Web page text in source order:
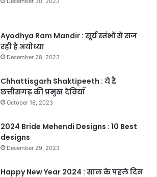
Ayodhya Ram Mandir : सूर्य स्तंभों से सज
रही है अयोध्या
December 28, 2023
Chhattisgarh Shaktipeeth : ये है
छत्तीसगढ़ की प्रमुख देवियाँ
October 18, 2023
2024 Bride Mehendi Designs : 10 Best
designs
December 29, 2023
Happy New Year 2024 : साल के पहले दिन